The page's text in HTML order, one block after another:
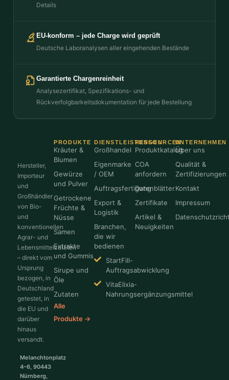
Details
EU-konform – jede Charge wird geprüft
Deutsche Laboranalysen aller eingehenden Bestände
Garantierte Chargenreinheit
Analysezertifikat, Spezifikations- und
Rückverfolgbarkeitsdokumentation für jede Bestellung
Hersteller,
Importeur
und
Großhändler
von Bio-
und
konventionellen
Agrar- und
Lebensmittelzutaten
– direkt vom
Ursprung
bezogen, in
Deutschland
getestet, in
die EU und
darüber
hinaus
versandt.
Melanchtonplatz
4–6, 90443
Nürnberg,
PRODUKTE
Kräuter &
Blumen
Gewürze
und Pulver
Getrockene
Früchte &
Nüsse
Samen
Extrakte
und Gummis
Sirupe und
Öle
Zutaten
Alle
Produkte →
DIENSTLEISTUNGEN
Großhandel
Eigenmarke
/ OEM
Auftragsfertigung
Export &
Logistik
Branchen,
die wir
bedienen
StartFill-
Auftragsabwicklung
VitaElixia-
Nahrungsergänzungsmittel
RESSOURCEN
Produktkatalog
COA
anfordern
Datenblätter
Zertifikate
Artikel &
Neuigkeiten
UNTERNEHMEN
Über uns
Qualität &
Zertifizierungen
Kontakt
Impressum